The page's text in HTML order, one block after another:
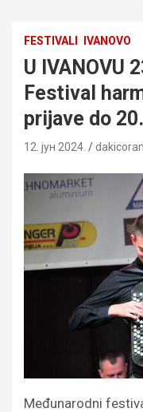
FESTIVALI IVANOVO
U IVANOVU
Festival
prijave do
12. јун 2024.
Međunarodni